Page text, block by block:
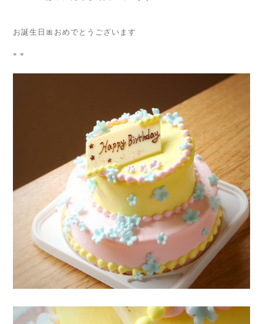
お誕生日🎀おめでとうございます
* *